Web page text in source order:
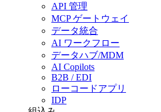
API 管理
MCP ゲートウェイ
データ統合
AI ワークフロー
データハブ/MDM
AI Copilots
B2B / EDI
ローコードアプリ
IDP